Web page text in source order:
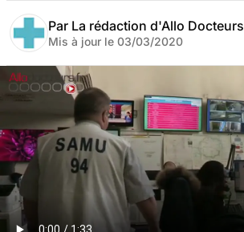
Par La rédaction d'Allo Docteurs
Mis à jour le 03/03/2020